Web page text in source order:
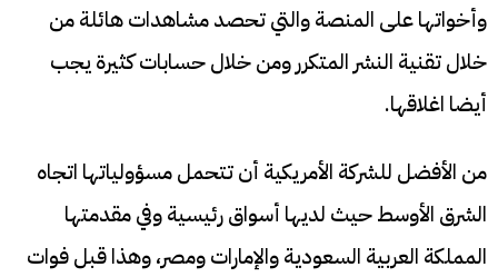
وأخواتها على المنصة والتي تحصد مشاهدات هائلة من
خلال تقنية النشر المتكرر ومن خلال حسابات كثيرة يجب
أيضا اغلاقها.
من الأفضل للشركة الأمريكية أن تتحمل مسؤولياتها اتجاه
الشرق الأوسط حيث لديها أسواق رئيسية وفي مقدمتها
المملكة العربية السعودية والإمارات ومصر، وهذا قبل فوات